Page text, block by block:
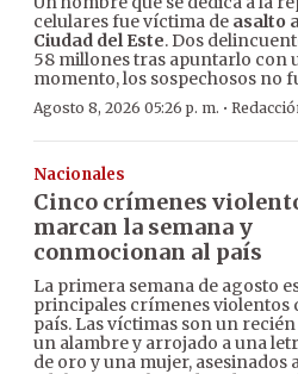
celulares fue víctima de asalto
Ciudad del Este. Dos
58 millones tras apuntarlo con
momento, los sospechosos no
Agosto 8, 2026 05:26 p. m. ·
Nacionales
Cinco crímenes
marcan la semana y
conmocionan al país
La primera semana de agosto
principales crímenes violentos
país. Las víctimas son un
un alambre y arrojado a una
de oro y una mujer, asesinados